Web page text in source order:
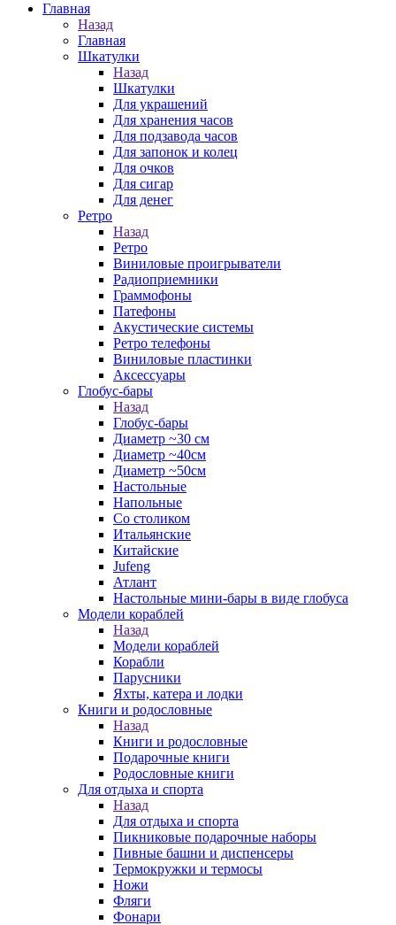
Главная
Назад
Главная
Шкатулки
Назад
Шкатулки
Для украшений
Для хранения часов
Для подзавода часов
Для запонок и колец
Для очков
Для сигар
Для денег
Ретро
Назад
Ретро
Виниловые проигрыватели
Радиоприемники
Граммофоны
Патефоны
Акустические системы
Ретро телефоны
Виниловые пластинки
Аксессуары
Глобус-бары
Назад
Глобус-бары
Диаметр ~30 см
Диаметр ~40см
Диаметр ~50см
Настольные
Напольные
Со столиком
Итальянские
Китайские
Jufeng
Атлант
Настольные мини-бары в виде глобуса
Модели кораблей
Назад
Модели кораблей
Корабли
Парусники
Яхты, катера и лодки
Книги и родословные
Назад
Книги и родословные
Подарочные книги
Родословные книги
Для отдыха и спорта
Назад
Для отдыха и спорта
Пикниковые подарочные наборы
Пивные башни и диспенсеры
Термокружки и термосы
Ножи
Фляги
Фонари